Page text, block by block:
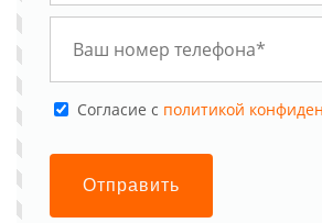
Cогласие с политикой
Отправить